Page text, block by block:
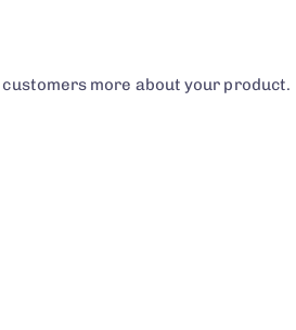
more about your product.